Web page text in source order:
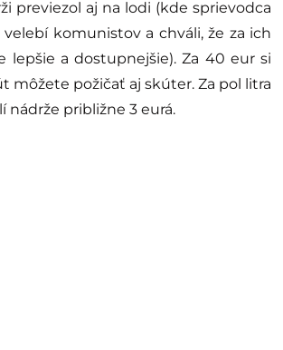
previezol aj na lodi (kde sprievodca
komunistov a chváli, že za ich
lepšie a dostupnejšie). Za 40 eur si
môžete požičať aj skúter. Za pol litra
nádrže približne 3 eurá.